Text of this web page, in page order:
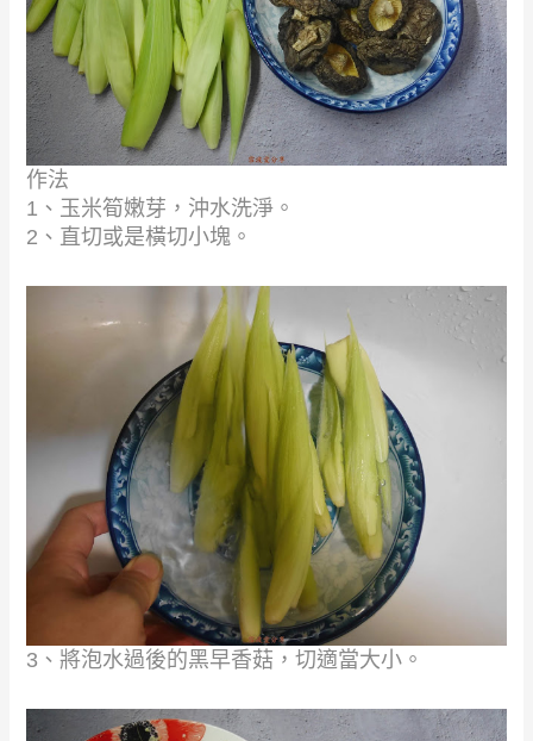
作法
1、玉米筍嫩芽，沖水洗淨。
2、直切或是橫切小塊 。
3、將泡水過後的黑早香菇，切適當大小。